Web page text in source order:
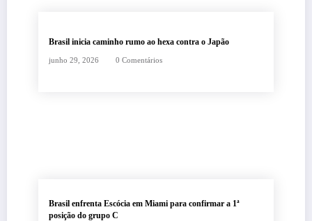
Brasil inicia caminho rumo ao hexa contra o Japão
junho 29, 2026 0 Comentários
Brasil enfrenta Escócia em Miami para confirmar a 1ª
posição do grupo C